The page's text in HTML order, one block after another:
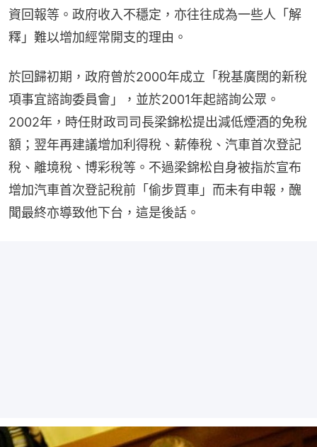
資回報等。政府收入不穩定，亦往往成為一些人「解
釋」難以增加經常開支的理由。
於回歸初期，政府曾於2000年成立「稅基廣闊的新稅
項事宜諮詢委員會」，並於2001年起諮詢公眾。
2002年，時任財政司司長梁錦松提出減低煙酒的免稅
額；翌年再建議增加利得稅、薪俸稅、汽車首次登記
稅、離境稅、博彩稅等。不過梁錦松自身被指於宣布
增加汽車首次登記稅前「偷步買車」而未有申報，醜
聞最終亦導致他下台，這是後話。